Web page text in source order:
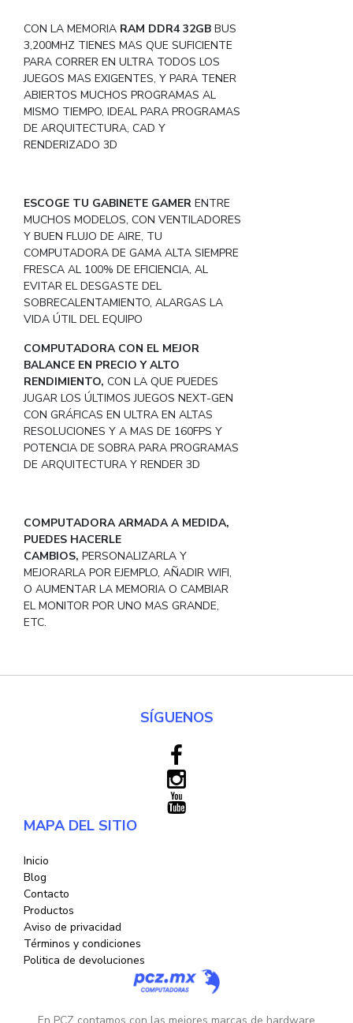
CON LA MEMORIA RAM DDR4 32GB BUS
3,200MHZ TIENES MAS QUE SUFICIENTE
PARA CORRER EN ULTRA TODOS LOS
JUEGOS MAS EXIGENTES, Y PARA TENER
ABIERTOS MUCHOS PROGRAMAS AL
MISMO TIEMPO, IDEAL PARA PROGRAMAS
DE ARQUITECTURA, CAD Y
RENDERIZADO 3D
ESCOGE TU GABINETE GAMER ENTRE
MUCHOS MODELOS, CON VENTILADORES
Y BUEN FLUJO DE AIRE, TU
COMPUTADORA DE GAMA ALTA SIEMPRE
FRESCA AL 100% DE EFICIENCIA, AL
EVITAR EL DESGASTE DEL
SOBRECALENTAMIENTO, ALARGAS LA
VIDA ÚTIL DEL EQUIPO
COMPUTADORA CON EL MEJOR
BALANCE EN PRECIO Y ALTO
RENDIMIENTO, CON LA QUE PUEDES
JUGAR LOS ÚLTIMOS JUEGOS NEXT-GEN
CON GRÁFICAS EN ULTRA EN ALTAS
RESOLUCIONES Y A MAS DE 160FPS Y
POTENCIA DE SOBRA PARA PROGRAMAS
DE ARQUITECTURA Y RENDER 3D
COMPUTADORA ARMADA A MEDIDA,
PUEDES HACERLE
CAMBIOS, PERSONALIZARLA Y
MEJORARLA POR EJEMPLO, AÑADIR WIFI,
O AUMENTAR LA MEMORIA O CAMBIAR
EL MONITOR POR UNO MAS GRANDE,
ETC.
SÍGUENOS
MAPA DEL SITIO
Inicio
Blog
Contacto
Productos
Aviso de privacidad
Términos y condiciones
Politica de devoluciones
En PCZ contamos con las mejores marcas de hardware